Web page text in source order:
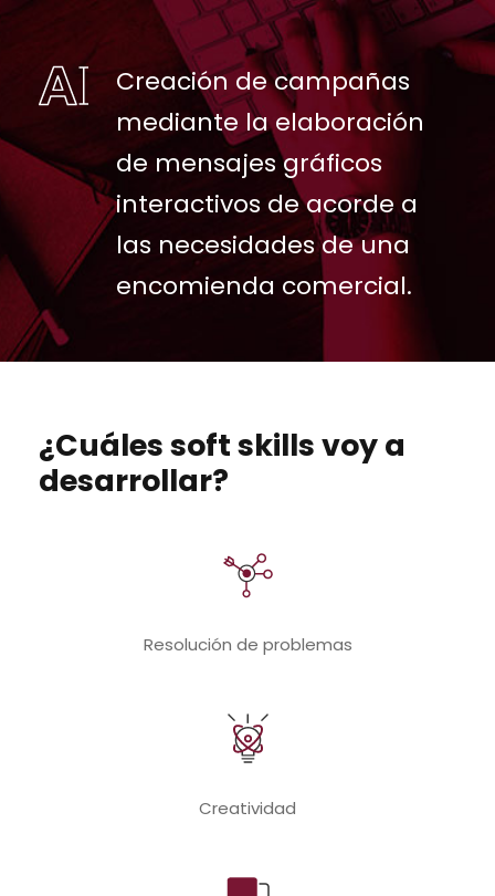
Creación de campañas
mediante la elaboración
de mensajes gráficos
interactivos de acorde a
las necesidades de una
encomienda comercial.
¿Cuáles soft skills voy a
desarrollar?
Resolución de problemas
Creatividad